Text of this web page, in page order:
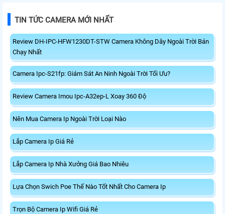
TIN TỨC CAMERA MỚI NHẤT
Review DH-IPC-HFW1230DT-STW Camera Không Dây Ngoài Trời Bán
Chạy Nhất
Camera Ipc-S21fp: Giám Sát An Ninh Ngoài Trời Tối Ưu?
Review Camera Imou Ipc-A32ep-L Xoay 360 Độ
Nên Mua Camera Ip Ngoài Trời Loại Nào
Lắp Camera Ip Giá Rẻ
Lắp Camera Ip Nhà Xưởng Giá Bao Nhiêu
Lựa Chọn Swich Poe Thế Nào Tốt Nhất Cho Camera Ip
Trọn Bộ Camera Ip Wifi Giá Rẻ